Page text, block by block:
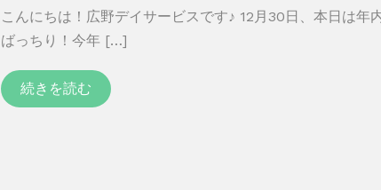
こんにちは！広野デイサービスです♪ 12月30日、本日は年
ばっちり！今年 […]
続きを読む